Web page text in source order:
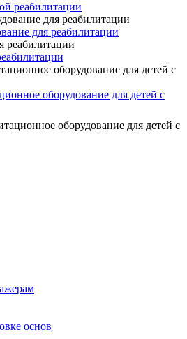
реабилитации
для реабилитации
оборудование для детей с
оборудование для детей с
основ